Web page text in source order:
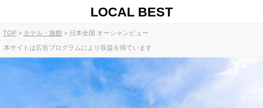
LOCAL BEST
TOP ホテル・旅館 日本全国 オーシャンビュー
本サイトは広告プログラムにより収益を得ています